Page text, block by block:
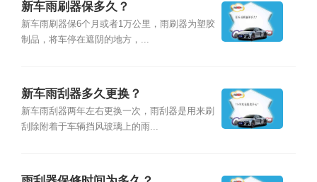
新车雨刷器保多久？
新车雨刷器保6个月或者1万公里，雨刷器为塑胶
制品，将车停在遮阴的地方，...
新车雨刮器多久更换？
新车雨刮器两年左右更换一次，雨刮器是用来刷
刮除附着于车辆挡风玻璃上的雨...